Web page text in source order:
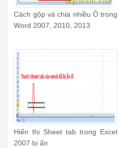
Cách gộp và chia nhiều Ô trong
Word 2007, 2010, 2013
Hiển thị Sheet tab trong Excel
2007 bị ẩn